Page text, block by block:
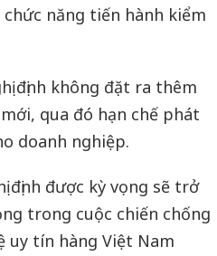
năng tiến hành kiểm
định không đặt ra thêm
qua đó hạn chế phát
doanh nghiệp.
định được kỳ vọng sẽ trở
trong cuộc chiến chống
uy tín hàng Việt Nam